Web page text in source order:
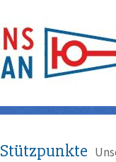
Stützpunkte